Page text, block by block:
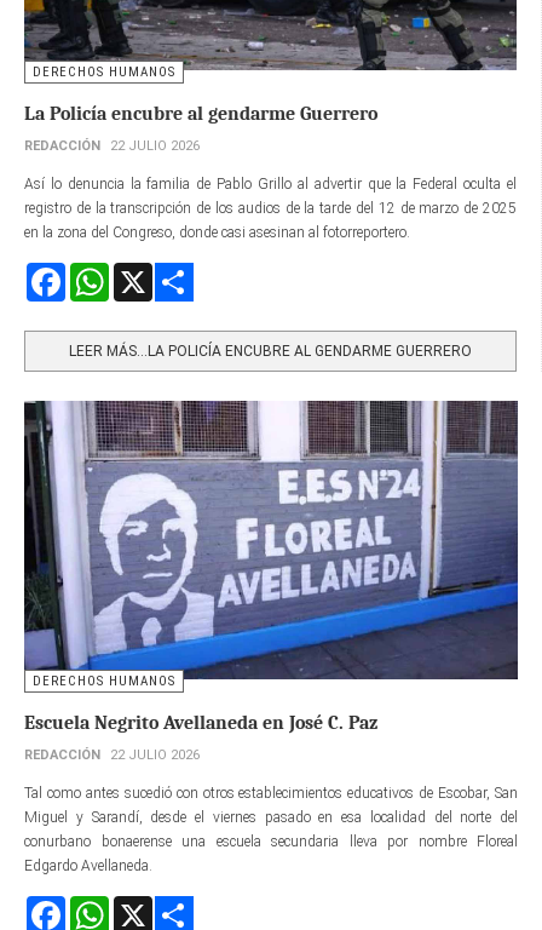
DERECHOS HUMANOS
La Policía encubre al gendarme Guerrero
REDACCIÓN 22 JULIO 2026
Así lo denuncia la familia de Pablo Grillo al advertir que la Federal oculta el
registro de la transcripción de los audios de la tarde del 12 de marzo de 2025
en la zona del Congreso, donde casi asesinan al fotorreportero.
FacebookWhatsApp
LEER MÁS…LA POLICÍA ENCUBRE AL GENDARME GUERRERO
DERECHOS HUMANOS
Escuela Negrito Avellaneda en José C. Paz
REDACCIÓN 22 JULIO 2026
Tal como antes sucedió con otros establecimientos educativos de Escobar, San
Miguel y Sarandí, desde el viernes pasado en esa localidad del norte del
conurbano bonaerense una escuela secundaria lleva por nombre Floreal
Edgardo Avellaneda.
FacebookWhatsApp